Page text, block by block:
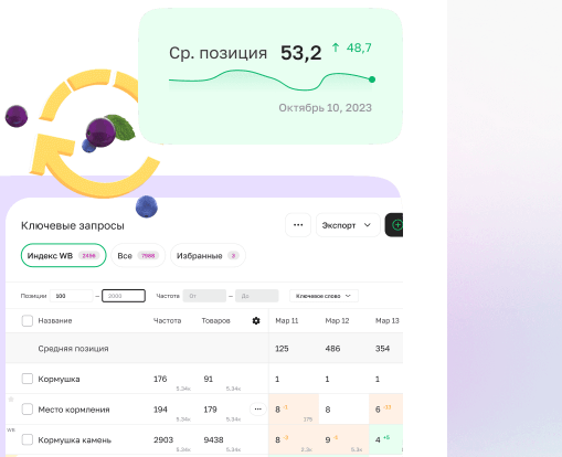
Поисковые кластеры
знаниями